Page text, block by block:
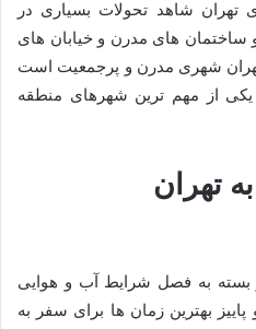
تهران شاهد تحولات بسیاری در
ساختمان های مدرن و خیابان های
شهری مدرن و پرجمعیت است
یکی از مهم ترین شهرهای منطقه
تهران
بسته به فصل شرایط آب و هوایی
بهترین زمان ها برای سفر به